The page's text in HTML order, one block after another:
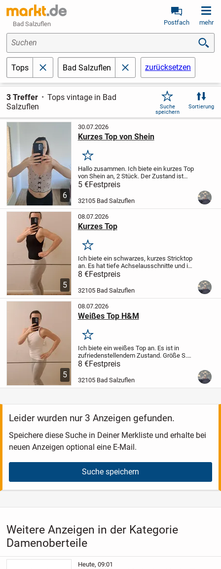
Bad Salzuflen Postfach mehr
Suchen
Tops schließenBad Salzuflen schließenzurücksetzen
3 Treffer
Tops vintage in Bad
Salzuflen
Suche
speichern
Sortierung
6
30.07.2026
Kurzes Top von Shein
Merken
Hallo zusammen. Ich biete ein kurzes Top
von Shein an, 2 Stück. Der Zustand ist
zufriedenstellend. Größe S/M. Nur
Lieferung. Gerne PN.
5 €Festpreis
32105 Bad Salzuflen
5
08.07.2026
Kurzes Top
Merken
Ich biete ein schwarzes, kurzes Stricktop
an. Es hat tiefe Achselausschnitte und ist
in gutem Zustand. Größe S. Versand per
DHL möglich. Ich biete auch ein weißes
Top von H&M an. Schauen Sie sich...
8 €Festpreis
32105 Bad Salzuflen
5
08.07.2026
Weißes Top H&M
Merken
Ich biete ein weißes Top an. Es ist in
zufriedenstellendem Zustand. Größe S.
Versand per DHL möglich. Ich habe auch
ein schwarzes, kurzes Stricktop. Schauen
Sie sich meine anderen Angebote an.
8 €Festpreis
32105 Bad Salzuflen
Leider wurden nur 3 Anzeigen gefunden.
Speichere diese Suche in Deiner Merkliste und erhalte bei
neuen Anzeigen optional eine E-Mail.
Suche speichern
Weitere Anzeigen in der Kategorie
Damenoberteile
Heute, 09:01